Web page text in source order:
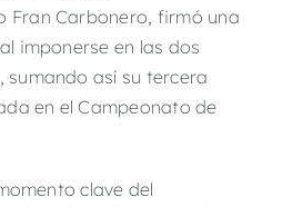
Fran Carbonero, firmó una
imponerse en las dos
sumando así su tercera
en el Campeonato de
clave del